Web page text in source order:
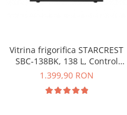
Vitrina frigorifica STARCREST
SBC-138BK, 138 L, Control
temperatura, Usa sticla, H 125
1.399,90 RON